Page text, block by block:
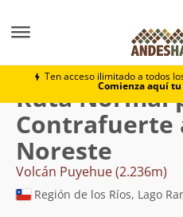
Ten acceso ilimitado a todos
Comienza aquí
Volcán
Ruta Normal
Contrafuerte
Noreste
Volcán Puyehue (2.236m)
Región de los Ríos, Lago